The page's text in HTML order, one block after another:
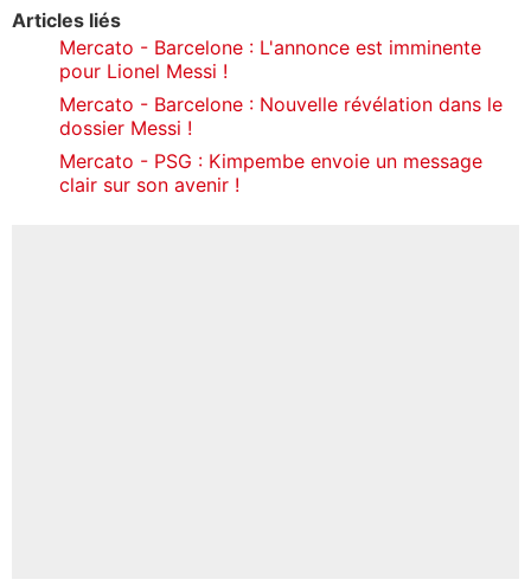
Articles liés
Mercato - Barcelone : L'annonce est imminente
pour Lionel Messi !
Mercato - Barcelone : Nouvelle révélation dans le
dossier Messi !
Mercato - PSG : Kimpembe envoie un message
clair sur son avenir !